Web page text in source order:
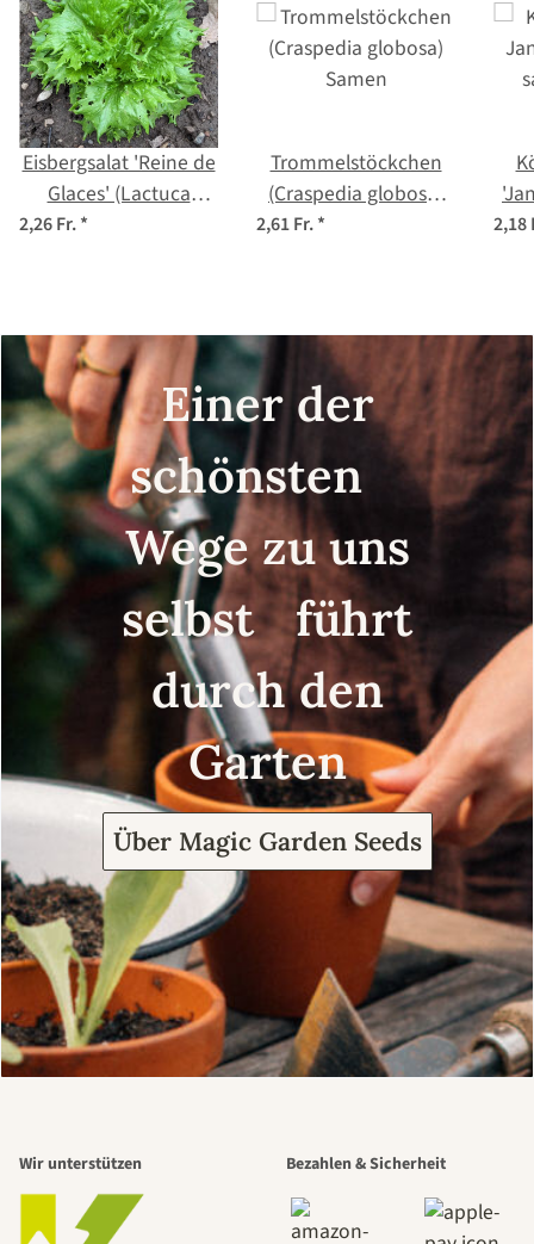
Eisbergsalat 'Reine de
Glaces' (Lactuca
sativa) Samen
2,26 Fr.*
Trommelstöckchen
(Craspedia globosa)
2,61 Fr.* 2,18
Einer der
schönsten
Wege zu uns
selbst führt
durch den
Garten
Über Magic Garden Seeds
Wir unterstützen Bezahlen & Sicherheit